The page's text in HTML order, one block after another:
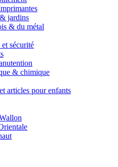
jardins
& du métal
sécurité
& chimique
articles pour enfants